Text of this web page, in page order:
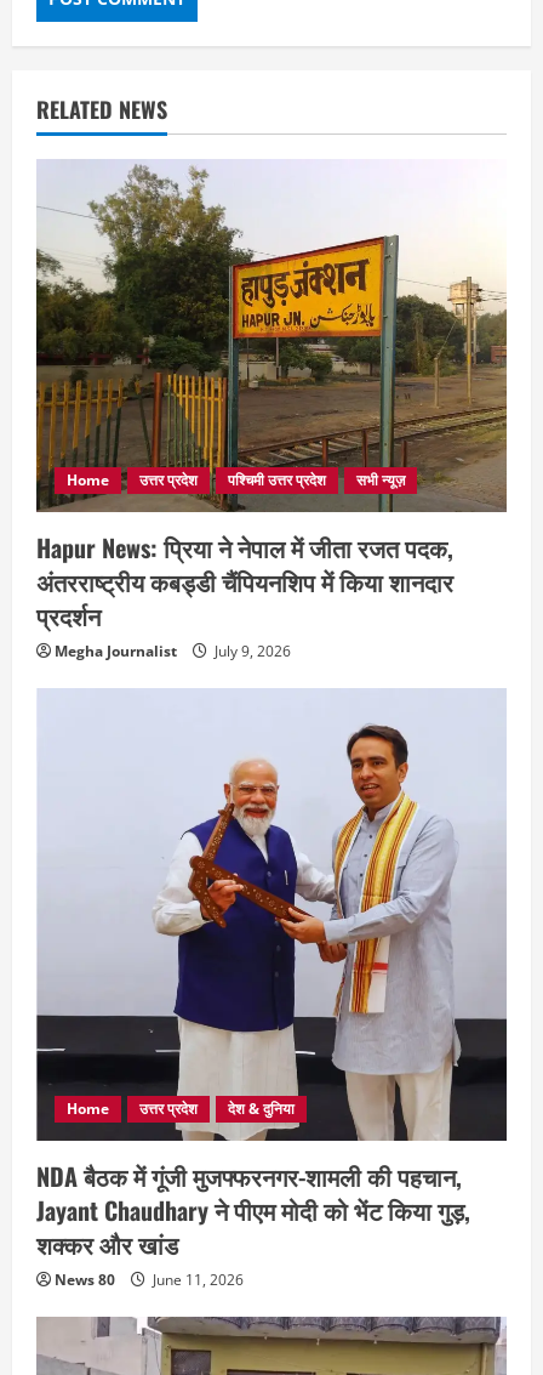
RELATED NEWS
Home उत्तर प्रदेश पश्चिमी उत्तर प्रदेश सभी न्यूज़
Hapur News: प्रिया ने नेपाल में जीता रजत पदक,
अंतरराष्ट्रीय कबड्डी चैंपियनशिप में किया शानदार
प्रदर्शन
Megha Journalist July 9, 2026
Home उत्तर प्रदेश देश & दुनिया
NDA बैठक में गूंजी मुजफ्फरनगर-शामली की पहचान,
Jayant Chaudhary ने पीएम मोदी को भेंट किया गुड़,
शक्कर और खांड
News 80 June 11, 2026